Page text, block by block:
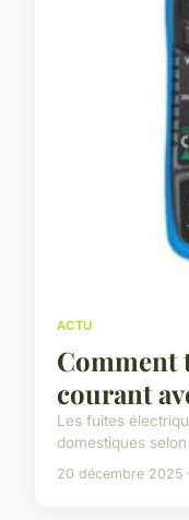
ACTU
Comment
courant
Les fuites
domestiques
20 décembre 2025